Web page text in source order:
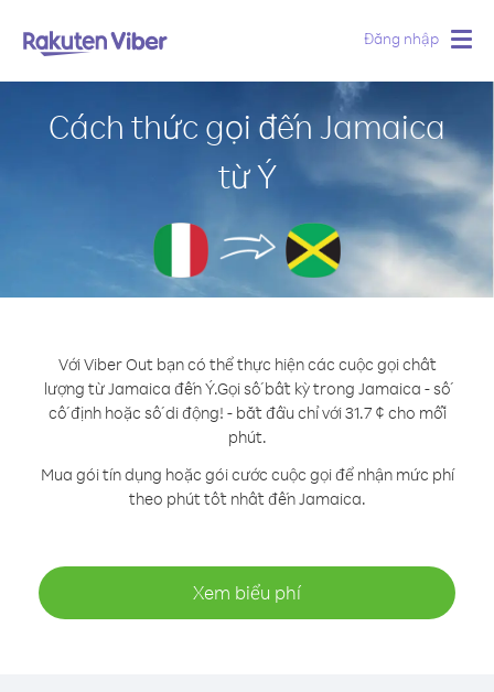
Đăng nhập
Cách thức gọi đến Jamaica
từ Ý
Với Viber Out bạn có thể thực hiện các cuộc gọi chất
lượng từ Jamaica đến Ý.Gọi số bất kỳ trong Jamaica - số
cố định hoặc số di động! - bắt đầu chỉ với 31.7 ¢ cho mỗi
phút.
Mua gói tín dụng hoặc gói cước cuộc gọi để nhận mức phí
theo phút tốt nhất đến Jamaica.
Xem biểu phí